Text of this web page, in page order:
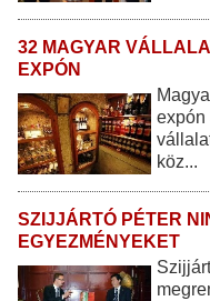
32 MAGYAR
EXPÓN
expón
köz...
SZIJJÁRTÓ PÉTER
EGYEZMÉNYEKET